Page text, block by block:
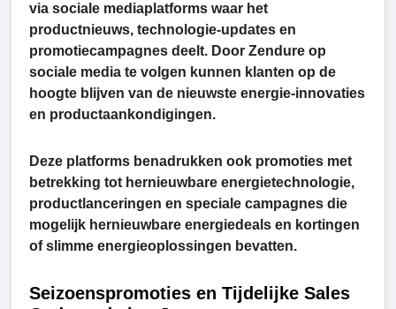
via sociale mediaplatforms waar het
productnieuws, technologie-updates en
promotiecampagnes deelt. Door Zendure op
sociale media te volgen kunnen klanten op de
hoogte blijven van de nieuwste energie-innovaties
en productaankondigingen.
Deze platforms benadrukken ook promoties met
betrekking tot hernieuwbare energietechnologie,
productlanceringen en speciale campagnes die
mogelijk hernieuwbare energiedeals en kortingen
of slimme energieoplossingen bevatten.
Seizoenspromoties en Tijdelijke Sales